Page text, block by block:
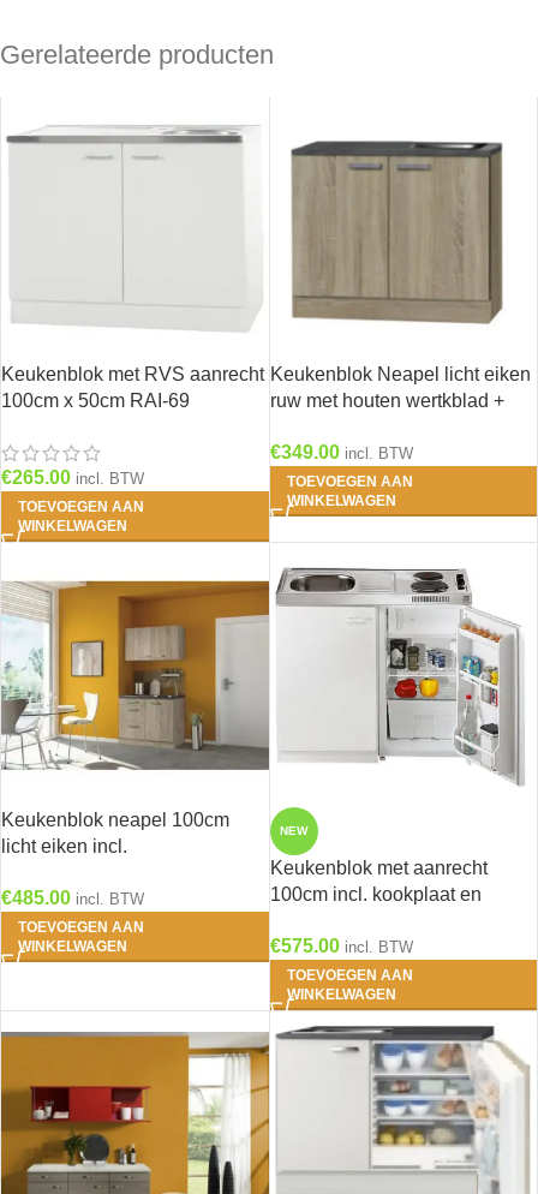
Gerelateerde producten
Keukenblok met RVS aanrecht
100cm x 50cm RAI-69
€265.00 incl. BTW
TOEVOEGEN AAN
WINKELWAGEN
Keukenblok Neapel licht eiken
ruw met houten wertkblad +
€349.00 incl. BTW
TOEVOEGEN AAN
WINKELWAGEN
Keukenblok neapel 100cm
licht eiken incl.
€485.00 incl. BTW
TOEVOEGEN AAN
WINKELWAGEN
NEW
Keukenblok met aanrecht
100cm incl. kookplaat en
€575.00 incl. BTW
TOEVOEGEN AAN
WINKELWAGEN